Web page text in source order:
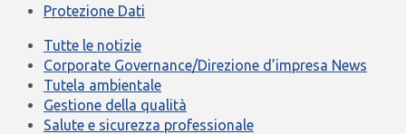
Protezione Dati
Tutte le notizie
Corporate Governance/Direzione d’impresa News
Tutela ambientale
Gestione della qualità
Salute e sicurezza professionale